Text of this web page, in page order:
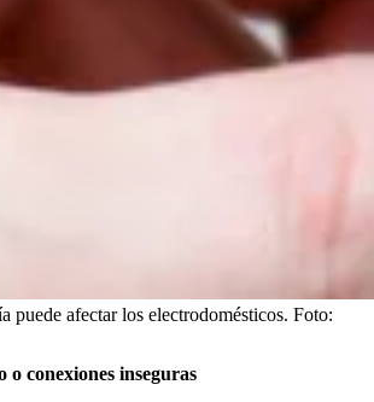
puede afectar los electrodomésticos. Foto:
o conexiones inseguras